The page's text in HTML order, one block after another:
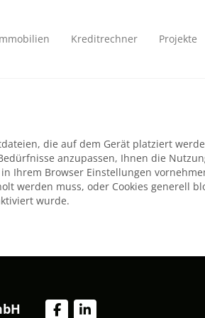
Kreditrechner Projekte
die auf dem Gerät platziert
anzupassen, Ihnen die
Browser Einstellungen
werden muss, oder Cookies generell
wurde.